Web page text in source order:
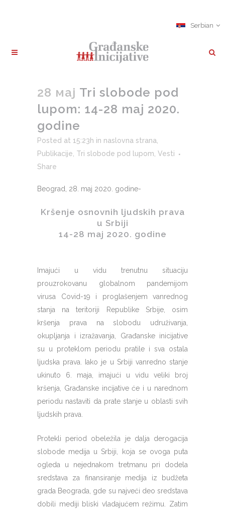
Serbian
28 мај Tri slobode pod
lupom: 14-28 maj 2020.
godine
Posted at 15:23h in naslovna strana
Publikacije Tri slobode pod lupom Vesti
Share
Beograd, 28. maj 2020. godine-
Kršenje osnovnih ljudskih prava
u Srbiji
14-28 maj 2020. godine
Imajući u vidu trenutnu situaciju
prouzrokovanu globalnom pandemijom
virusa Covid-19 i proglašenjem vanrednog
stanja na teritoriji Republike Srbije, osim
kršenja prava na slobodu udruživanja,
okupljanja i izražavanja, Građanske inicijative
su u proteklom periodu pratile i sva ostala
ljudska prava. Iako je u Srbiji vanredno stanje
ukinuto 6. maja, imajući u vidu veliki broj
kršenja, Građanske incijative će i u narednom
periodu nastaviti da prate stanje u oblasti svih
ljudskih prava.
Protekli period obeležila je dalja derogacija
slobode medija u Srbiji, koja se ovoga puta
ogleda u nejednakom tretmanu pri dodela
sredstava za finansiranje medija iz budžeta
grada Beograda, gde su najveći deo sredstava
dobili mediji bliski vladajućem režimu. Zatim